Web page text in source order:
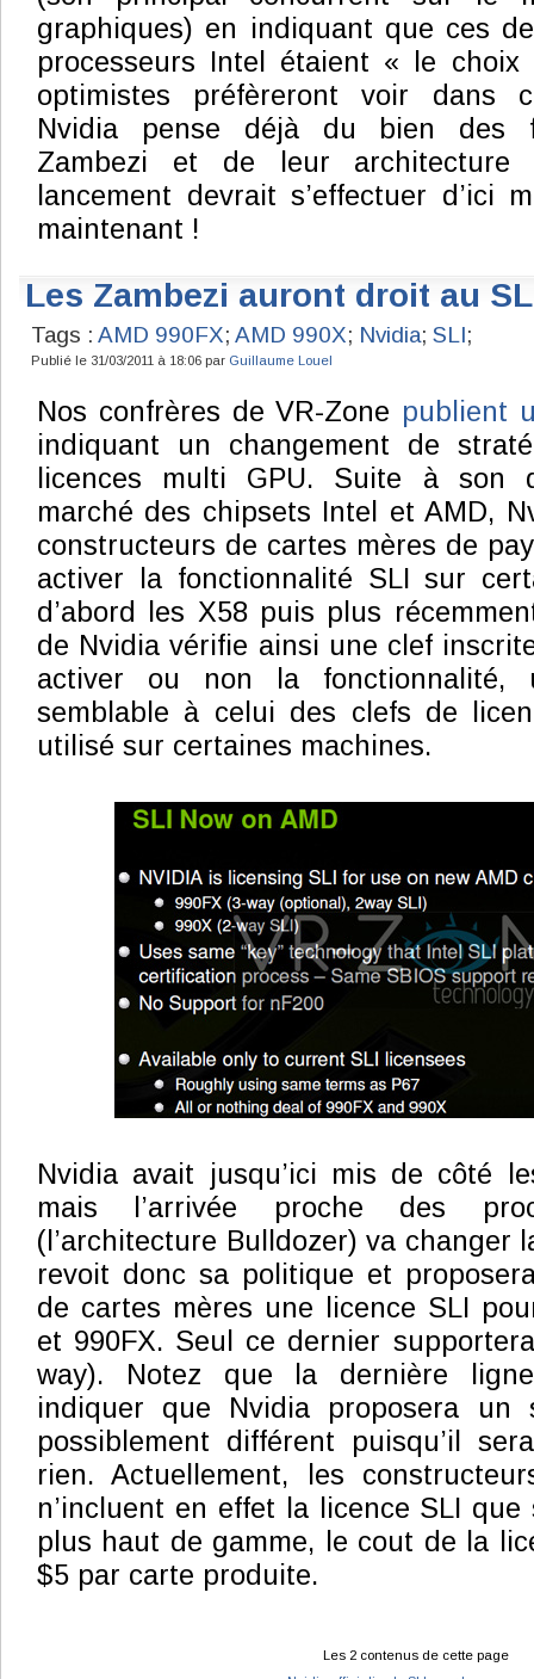
graphiques) en indiquant que ces
processeurs Intel étaient « le
optimistes préfèreront voir dans
Nvidia pense déjà du bien des
Zambezi et de leur architecture
lancement devrait s’effectuer d’ici
maintenant !
Les Zambezi auront droit au
Tags : AMD 990FX; AMD 990X; Nvidia; SLI;
Publié le 31/03/2011 à 18:06 par Guillaume Louel
Nos confrères de VR-Zone publient
indiquant un changement de
licences multi GPU. Suite à son
marché des chipsets Intel et AMD,
constructeurs de cartes mères de
activer la fonctionnalité SLI sur
d’abord les X58 puis plus
de Nvidia vérifie ainsi une clef
activer ou non la fonctionnalité,
semblable à celui des clefs de
utilisé sur certaines machines.
Nvidia avait jusqu’ici mis de côté
mais l’arrivée proche des
(l’architecture Bulldozer) va changer
revoit donc sa politique et
de cartes mères une licence SLI
et 990FX. Seul ce dernier
way). Notez que la dernière
indiquer que Nvidia proposera un
possiblement différent puisqu’il
rien. Actuellement, les
n’incluent en effet la licence SLI
plus haut de gamme, le cout de la
$5 par carte produite.
Les 2 contenus de cette page